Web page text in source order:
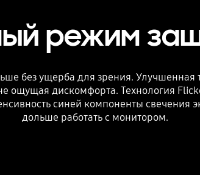
режим
без ущерба для зрения. Улучшенная
ощущая дискомфорта. Технология
синей компоненты свечения
дольше работать с монитором.